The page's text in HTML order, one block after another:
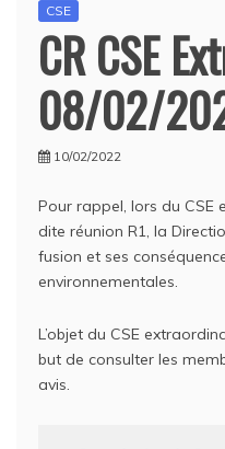
CSE
CR CSE
08/02/
10/02/2022
Pour rappel, lors du CSE
dite réunion R1, la
fusion et ses
environnementales.
L’objet du CSE
but de consulter les
avis.